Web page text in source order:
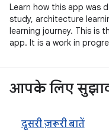
Learn how this app was
study, architecture
learning journey. This is
app. It is a work in
आपके लिए
दूसरी ज़रूरी बातें